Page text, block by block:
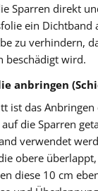
Sparren direkt
ein Dichtband
zu verhindern,
beschädigt wird.
anbringen
ist das
die Sparren
verwendet
obere
diese 10 cm